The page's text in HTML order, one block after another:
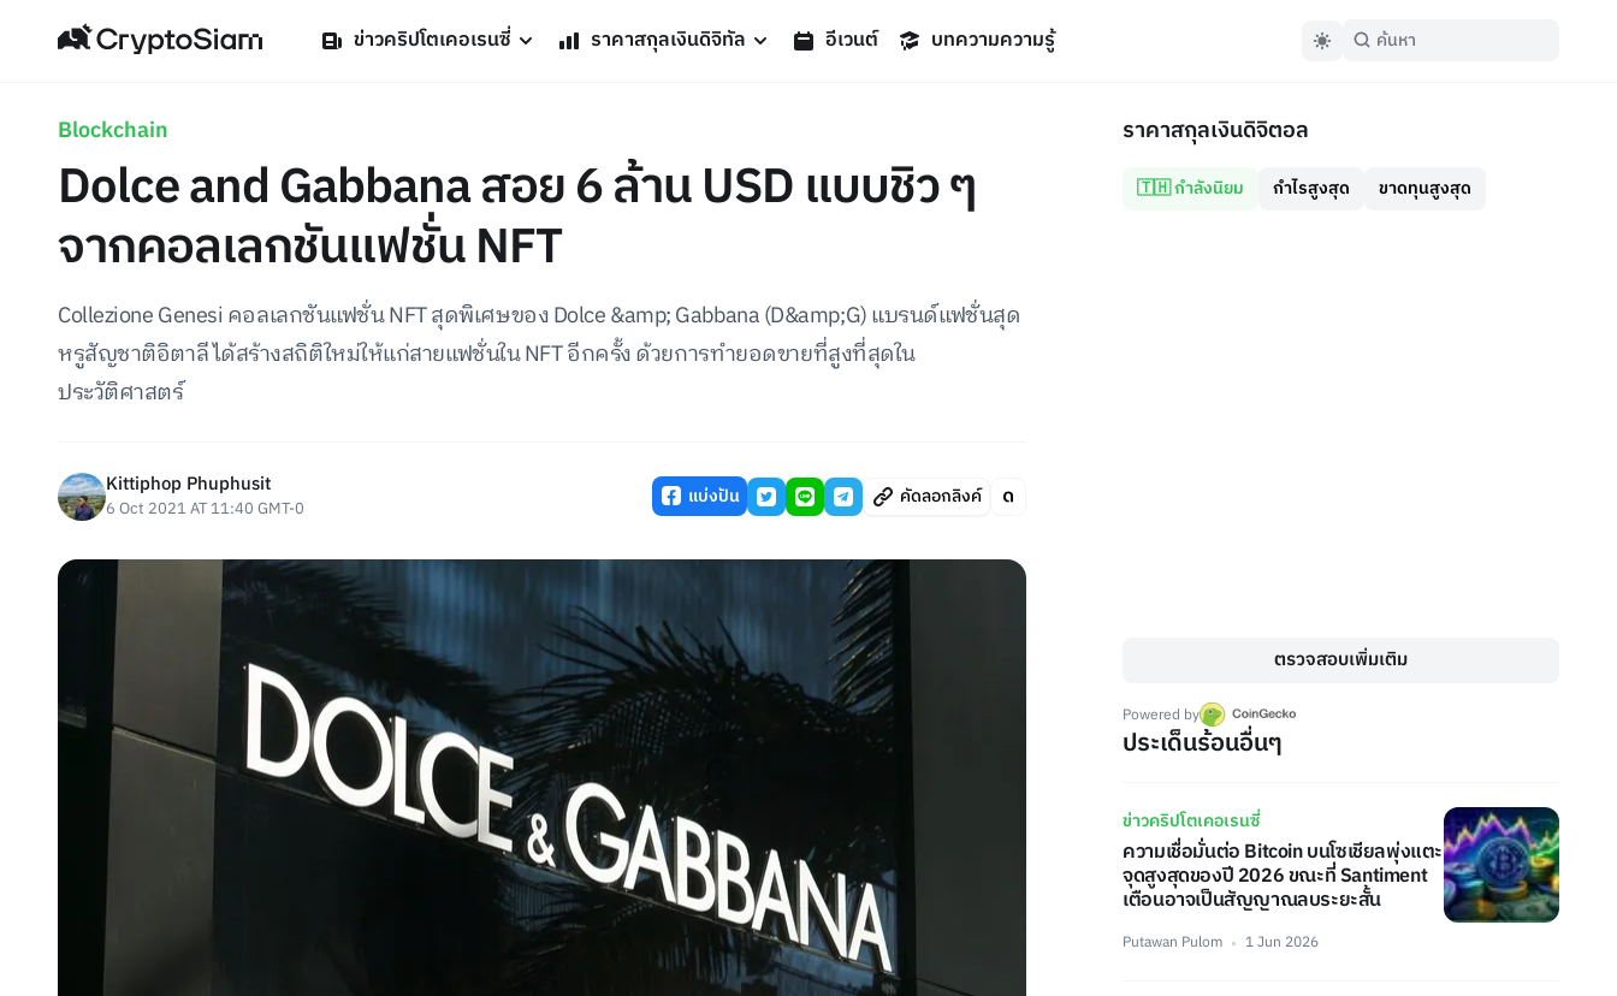
ข่าวคริปโตเคอเรนซี่ ราคาสกุลเงินดิจิทัล อีเวนต์ บทความความรู้
Blockchain
Dolce and Gabbana สอย 6 ล้าน USD แบบชิว ๆ
จากคอลเลกชันแฟชั่น NFT
Collezione Genesi คอลเลกชันแฟชั่น NFT สุดพิเศษของ Dolce &amp; Gabbana (D&amp;G) แบรนด์แฟชั่นสุด
หรูสัญชาติอิตาลี ได้สร้างสถิติใหม่ให้แก่สายแฟชั่นใน NFT อีกครั้ง ด้วยการทำยอดขายที่สูงที่สุดใน
ประวัติศาสตร์
Kittiphop Phuphusit
6 Oct 2021 AT 11:40 GMT-0 แบ่งปัน คัดลอกลิงค์
ราคาสกุลเงินดิจิตอล
🇹🇭 กำลังนิยม กำไรสูงสุด ขาดทุนสูงสุด
ตรวจสอบเพิ่มเติม
Powered by
ประเด็นร้อนอื่นๆ
ข่าวคริปโตเคอเรนซี่
ความเชื่อมั่นต่อ Bitcoin บนโซเชียลพุ่งแตะ
จุดสูงสุดของปี 2026 ขณะที่ Santiment
เตือนอาจเป็นสัญญาณลบระยะสั้น
Putawan Pulom 1 Jun 2026